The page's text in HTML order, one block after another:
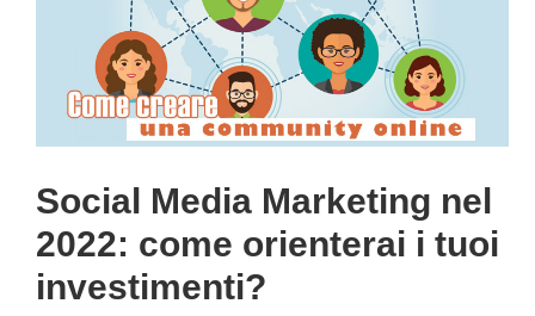
Social Media Marketing nel
2022: come orienterai i tuoi
investimenti?